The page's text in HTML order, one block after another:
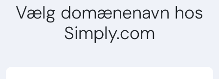
Vælg domænenavn hos
Simply.com